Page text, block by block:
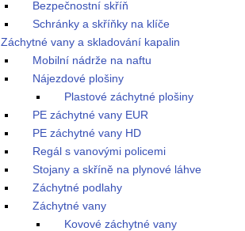
Bezpečnostní skříň
Schránky a skříňky na klíče
Záchytné vany a skladování kapalin
Mobilní nádrže na naftu
Nájezdové plošiny
Plastové záchytné plošiny
PE záchytné vany EUR
PE záchytné vany HD
Regál s vanovými policemi
Stojany a skříně na plynové láhve
Záchytné podlahy
Záchytné vany
Kovové záchytné vany